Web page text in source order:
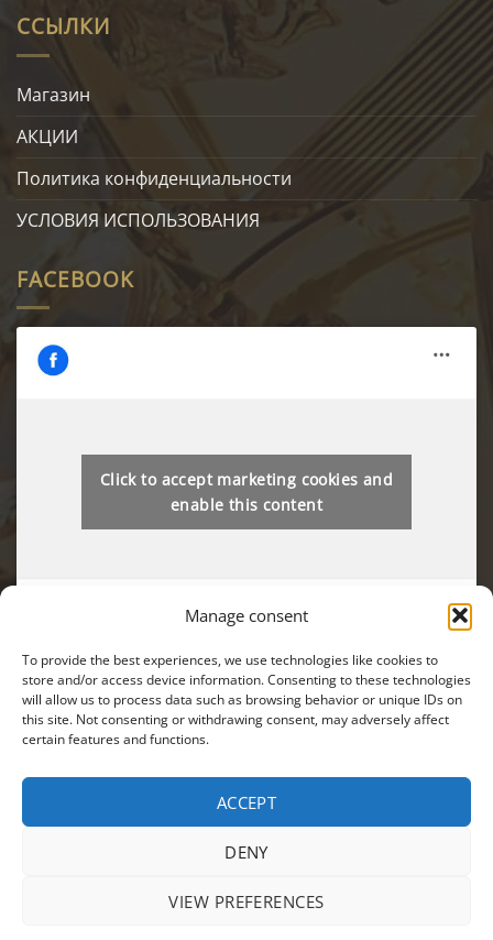
Manage consent
To provide the best experiences, we use technologies like cookies to
store and/or access device information. Consenting to these technologies
will allow us to process data such as browsing behavior or unique IDs on
this site. Not consenting or withdrawing consent, may adversely affect
certain features and functions.
ACCEPT
DENY
VIEW PREFERENCES
ССЫЛКИ
Магазин
АКЦИИ
Политика конфиденциальности
УСЛОВИЯ ИСПОЛЬЗОВАНИЯ
FACEBOOK
Click to accept marketing cookies and
enable this content
Вы также можете найти нас на:
Visa MasterCard
УСЛОВИЯ ИСПОЛЬЗОВАНИЯ